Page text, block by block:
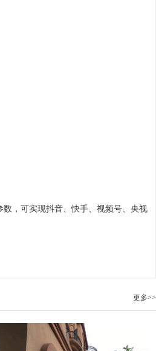
，可实现抖音、快手、视频号、央视
更多>>